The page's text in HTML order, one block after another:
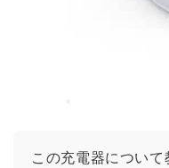
この充電器につい